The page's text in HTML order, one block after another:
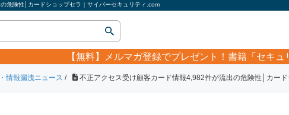
危険性│カードショップセラ｜サイバーセキュリティ.com
【無料】 メルマガ登録でプレゼント！書籍「セキュ
情報漏洩ニュース / 不正アクセス受け顧客カード情報4,982件が流出の危険性│カード